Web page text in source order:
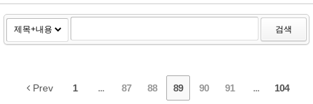
검색
Prev 1 ... 87 88 89 90 91 ... 104